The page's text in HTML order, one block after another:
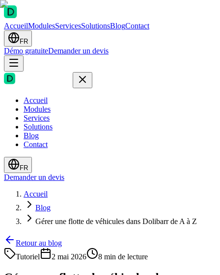
AccueilModulesServicesSolutionsBlogContact
FR
Démo gratuiteDemander un devis
Accueil
Modules
Services
Solutions
Blog
Contact
FR
Demander un devis
Accueil
Blog
Gérer une flotte de véhicules dans Dolibarr de A à Z
Retour au blog
Tutoriel
2 mai 2026 8 min de lecture